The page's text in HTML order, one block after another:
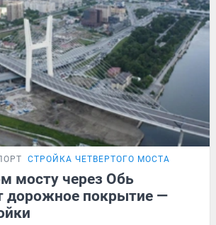
СТРОЙКА ЧЕТВЕРТОГО МОСТА
мосту через Обь
дорожное покрытие —